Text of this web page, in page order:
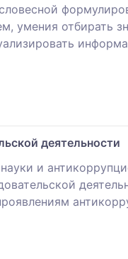
отбирать
деятельности
и